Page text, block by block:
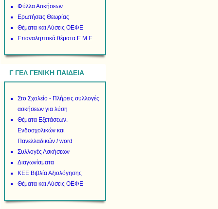
Φύλλα Ασκήσεων
Ερωτήσεις Θεωρίας
Θέματα και Λύσεις ΟΕΦΕ
Επαναληπτικά θέματα Ε.Μ.Ε.
Γ ΓΕΛ ΓΕΝΙΚΗ ΠΑΙΔΕΙΑ
Στο Σχολείο - Πλήρεις συλλογές
ασκήσεων για λύση
Θέματα Εξετάσεων.
Ενδοσχολικών και
Πανελλαδικών / word
Συλλογές Ασκήσεων
Διαγωνίσματα
ΚΕΕ Βιβλία Αξιολόγησης
Θέματα και Λύσεις ΟΕΦΕ